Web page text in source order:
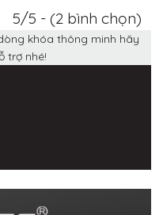
5/5 - (2 bình chọn)
khóa thông minh hãy
trợ nhé!